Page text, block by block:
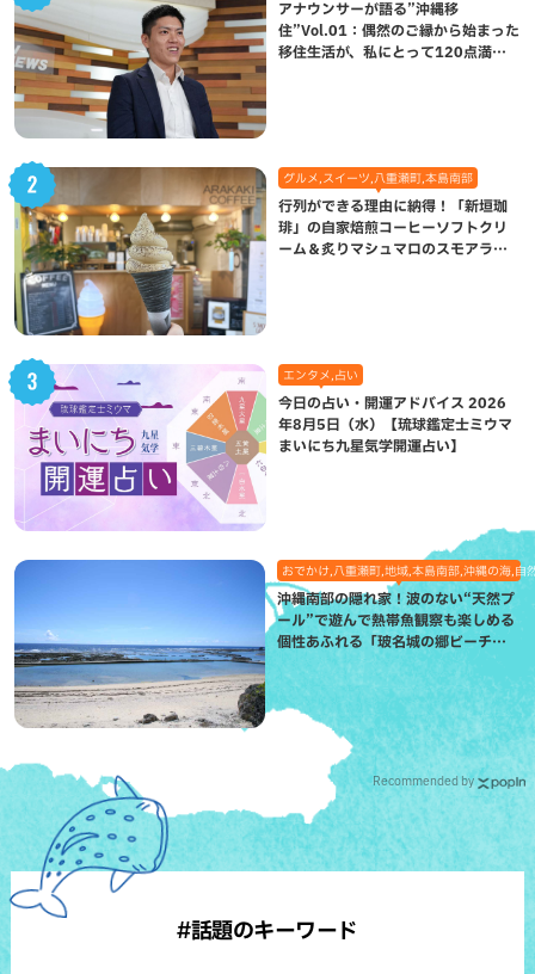
アナウンサーが語る”沖縄移
住”Vol.01：偶然のご縁から始まった
移住生活が、私にとって120点満点
グルメ,スイーツ,八重瀬町,本島南部
行列ができる理由に納得！「新垣珈
琲」の自家焙煎コーヒーソフトクリ
ーム＆炙りマシュマロのスモアラテ
エンタメ,占い
今日の占い・開運アドバイス 2026
年8月5日（水）【琉球鑑定士ミウマ
まいにち九星気学開運占い】
おでかけ,八重瀬町,地域,本島南部,沖縄の海,自
沖縄南部の隠れ家！波のない“天然プ
ール”で遊んで熱帯魚観察も楽しめる
個性あふれる「玻名城の郷ビーチ」
（八重瀬町）
Recommended by
#話題のキーワード